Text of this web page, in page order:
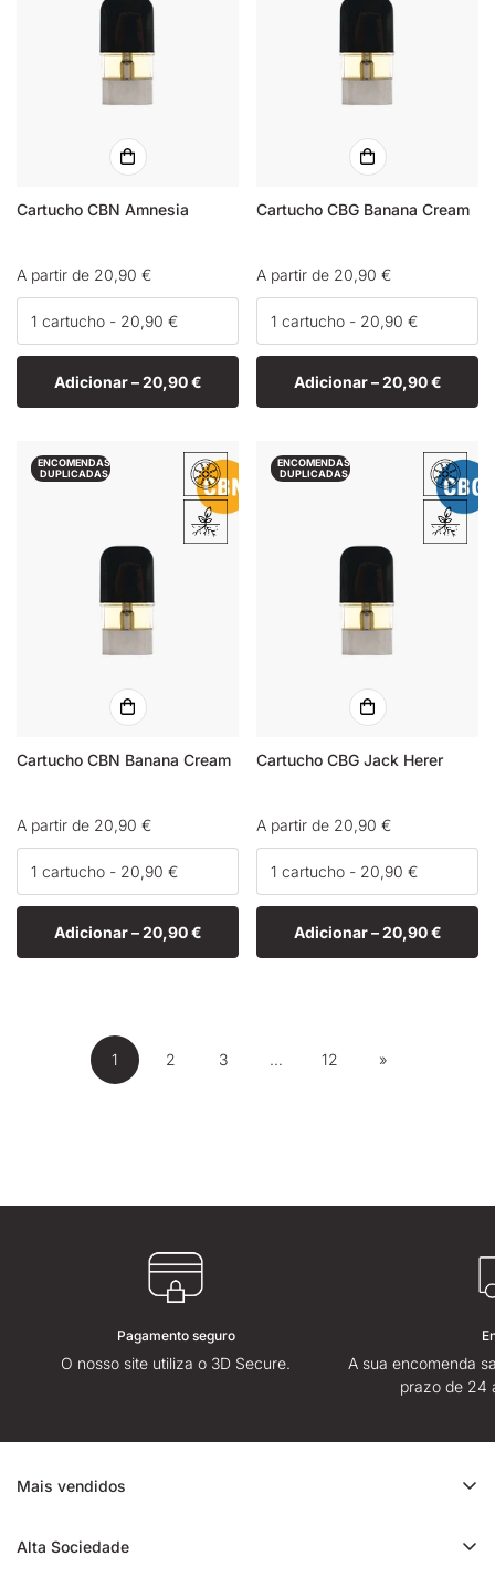
Cartucho CBN Amnesia
Preço
normal
A partir de 20,90 €
Adicionar –20,90 €
Cartucho CBG Banana Cream
Preço
normal
A partir de 20,90 €
Adicionar –20,90 €
ENCOMENDAS
DUPLICADAS
Cartucho CBN Banana Cream
Preço
normal
A partir de 20,90 €
Adicionar –20,90 €
ENCOMENDAS
DUPLICADAS
Cartucho CBG Jack Herer
Preço
normal
A partir de 20,90 €
Adicionar –20,90 €
1 2 3 … 12 »
Pagamento seguro
O nosso site utiliza o 3D Secure.
A sua encomenda
prazo de 24
Mais vendidos
Alta Sociedade